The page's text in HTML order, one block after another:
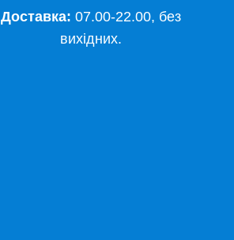
Доставка: 07.00-22.00, без
вихідних.